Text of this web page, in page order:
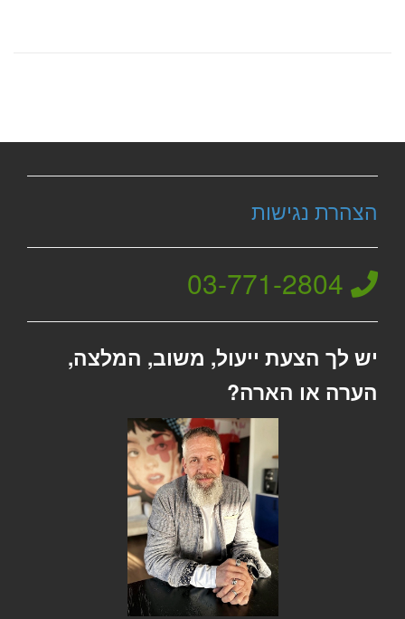
הצהרת נגישות
03-771-2804
יש לך הצעת ייעול, משוב, המלצה,
הערה או הארה?